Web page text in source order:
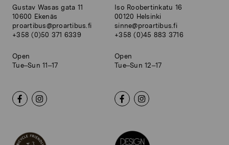
Gustav Wasas gata 11
10600 Ekenäs
proartibus@proartibus.fi
+358 (0)50 371 6339
Open
Tue–Sun 11–17
Iso Roobertinkatu 16
00120 Helsinki
sinne@proartibus.fi
+358 (0)45 883 3716
Open
Tue–Sun 12–17